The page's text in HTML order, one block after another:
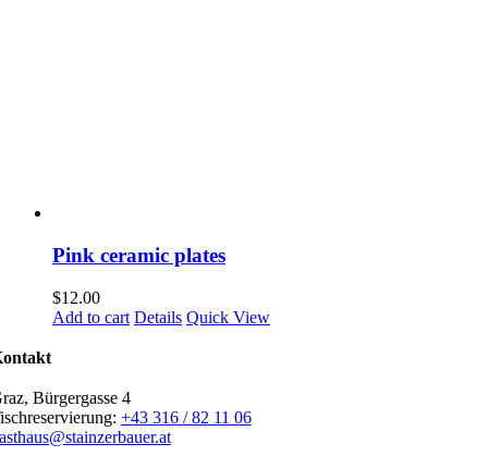
Pink ceramic plates
$12.00
Add to cart Details Quick View
Bürgergasse 4
+43 316 / 82 11 06